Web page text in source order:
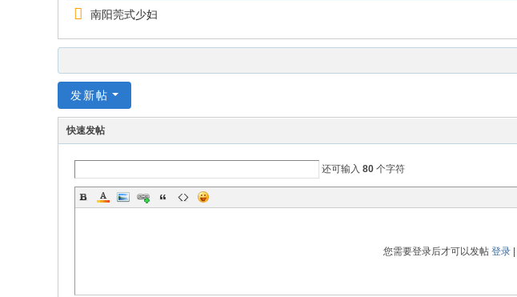
南阳莞式少妇
发新帖
快速发帖
还可输入 80 个字符
您需要登录后才可以发帖 登录